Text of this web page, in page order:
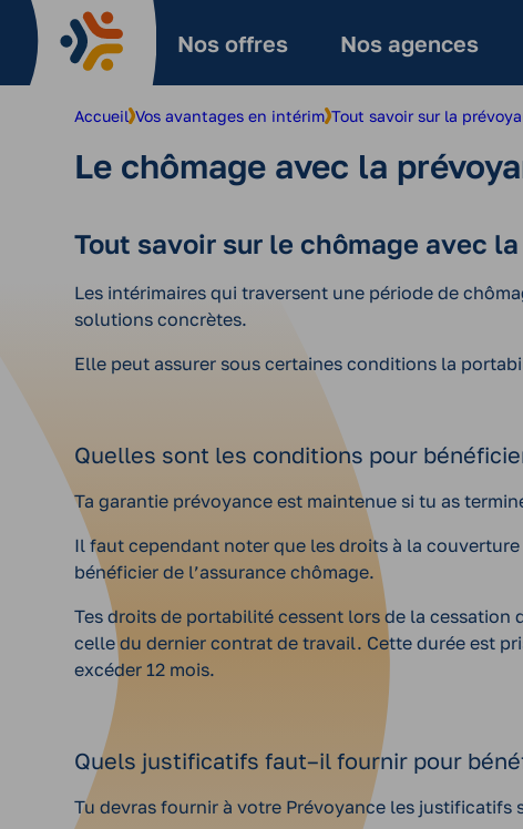
Aller
contenu
Nos offres Nos agences
Accueil Vos avantages en intérim Tout savoir sur la
Le chômage avec la
Tout savoir sur le chômage avec
Les intérimaires qui traversent une période de
solutions concrètes.
Elle peut assurer sous certaines conditions la
Quelles sont les conditions pour
Ta garantie prévoyance est maintenue si tu as
Il faut cependant noter que les droits à la
bénéficier de l’assurance chômage.
Tes droits de portabilité cessent lors de la
celle du dernier contrat de travail. Cette durée est
excéder 12 mois.
Quels justificatifs faut–il fournir pour
Tu devras fournir à votre Prévoyance les justificatifs